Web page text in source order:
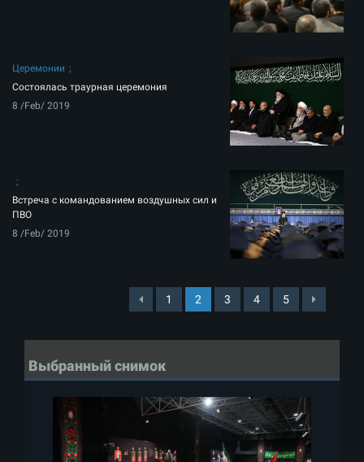
Церемонии
Состоялась траурная церемония
8 /Feb/ 2019
Встреча с командованием воздушных сил и
ПВО
8 /Feb/ 2019
1 2 3 4 5
Выбранный снимок